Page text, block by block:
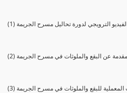
الفيديو الترويجي لدورة تحاليل مسرح الجريمة
(2) مقدمة عن البقع والملوثات في مسرح الجريمة
المعملية للبقع والملوثات في مسرح الجريمة